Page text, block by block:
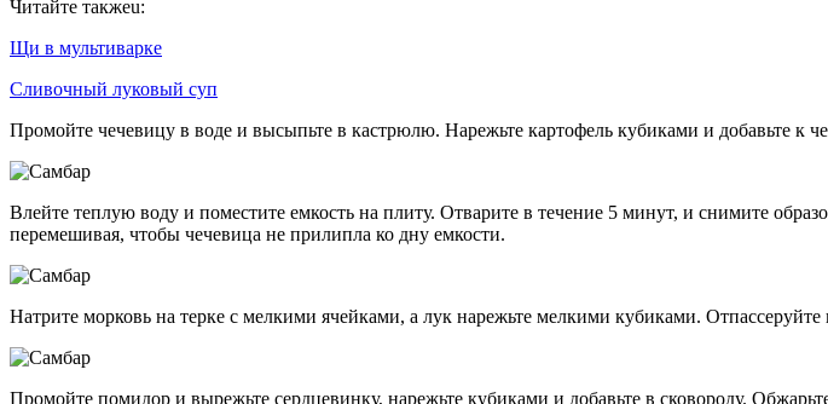
Читайте такжеu:
Щи в мультиварке
Сливочный луковый суп
Промойте чечевицу в воде и высыпьте в кастрюлю. Нарежьте картофель кубиками и добавьте к
Влейте теплую воду и поместите емкость на плиту. Отварите в течение 5 минут, и снимите
перемешивая, чтобы чечевица не прилипла ко дну емкости.
Натрите морковь на терке с мелкими ячейками, а лук нарежьте мелкими кубиками.
Промойте помидор и вырежьте сердцевинку, нарежьте кубиками и добавьте в сковороду.